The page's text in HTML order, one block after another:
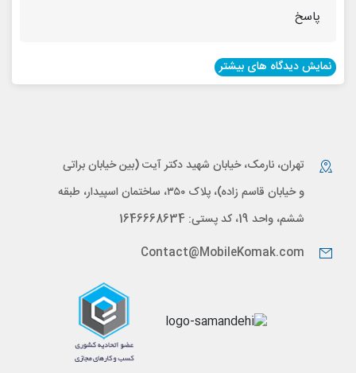
پاسخ
نمایش دیدگاه های بیشتر
تهران، نارمک، خیابان شهید دکتر آیت (بین خیابان براتی
و خیابان قاسم زاده)، پلاک ۳۵۰، ساختمان اسپیدار، طبقه
ششم، واحد 19، کد پستی: 1646668634
Contact@MobileKomak.com